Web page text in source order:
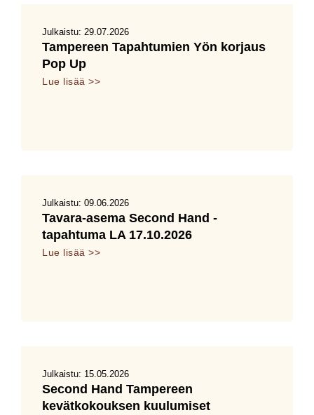
Julkaistu: 29.07.2026
Tampereen Tapahtumien Yön korjaus
Pop Up
Lue lisää >>
Julkaistu: 09.06.2026
Tavara-asema Second Hand -
tapahtuma LA 17.10.2026
Lue lisää >>
Julkaistu: 15.05.2026
Second Hand Tampereen
kevätkokouksen kuulumiset